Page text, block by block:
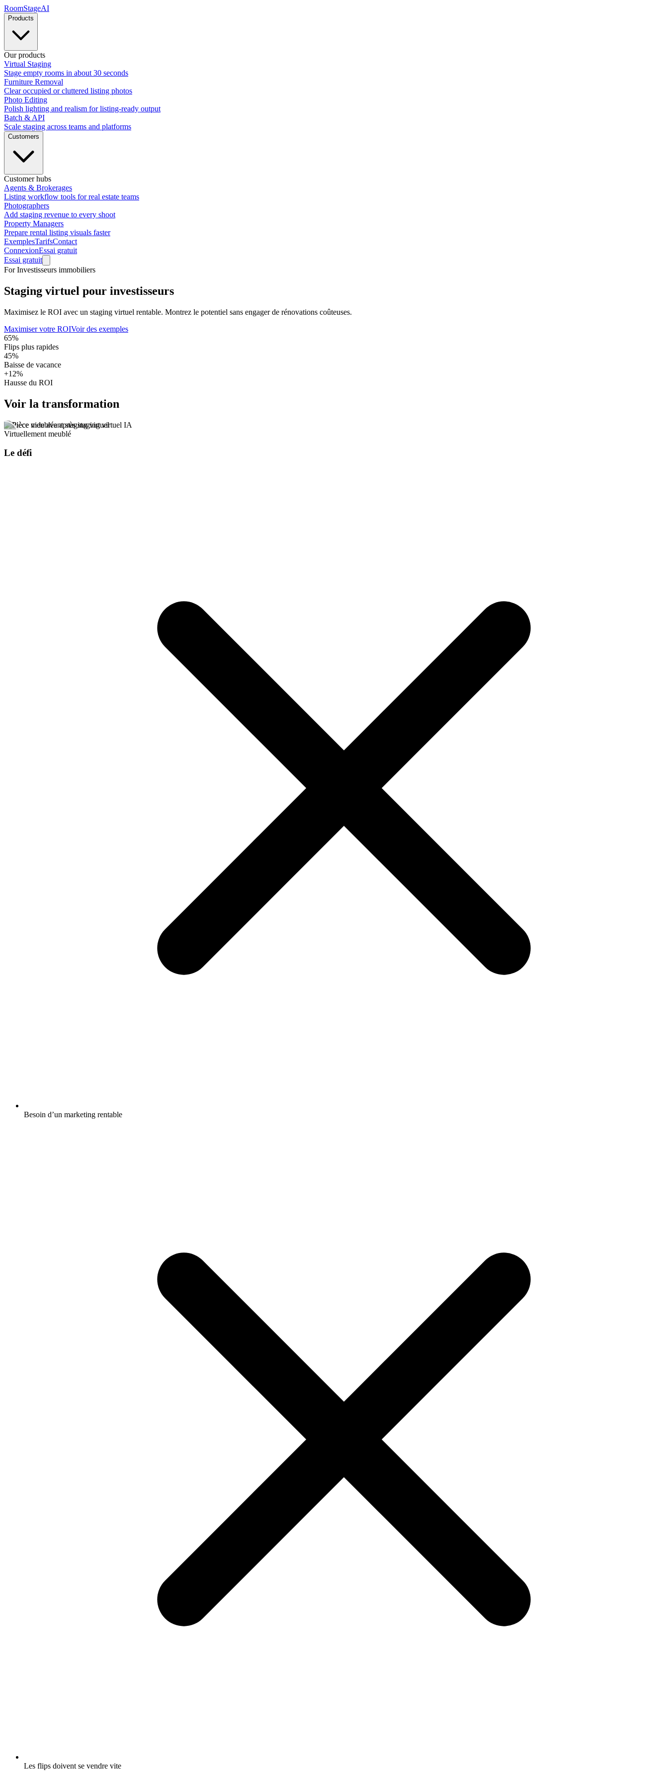
RoomStageAI
Products
Our products
Virtual Staging
Stage empty rooms in about 30 seconds
Furniture Removal
Clear occupied or cluttered listing photos
Photo Editing
Polish lighting and realism for listing-ready output
Batch & API
Scale staging across teams and platforms
Customers
Customer hubs
Agents & Brokerages
Listing workflow tools for real estate teams
Photographers
Add staging revenue to every shoot
Property Managers
Prepare rental listing visuals faster
ExemplesTarifsContact
ConnexionEssai gratuit
Essai gratuit
For Investisseurs immobiliers
Staging virtuel pour investisseurs
Maximisez le ROI avec un staging virtuel rentable. Montrez le potentiel sans engager de rénovations coûteuses.
Maximiser votre ROIVoir des exemples
65%
Flips plus rapides
45%
Baisse de vacance
+12%
Hausse du ROI
Voir la transformation
Virtuellement meublé
Le défi
Besoin d’un marketing rentable
Les flips doivent se vendre vite